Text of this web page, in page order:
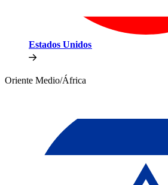
Estados Unidos​​
Oriente Medio/África​​